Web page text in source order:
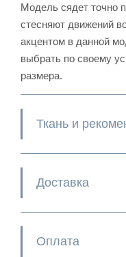
Модель сядет точно
стесняют движений
акцентом в данной
выбрать по своему
размера.
Ткань и
Доставка
Оплата